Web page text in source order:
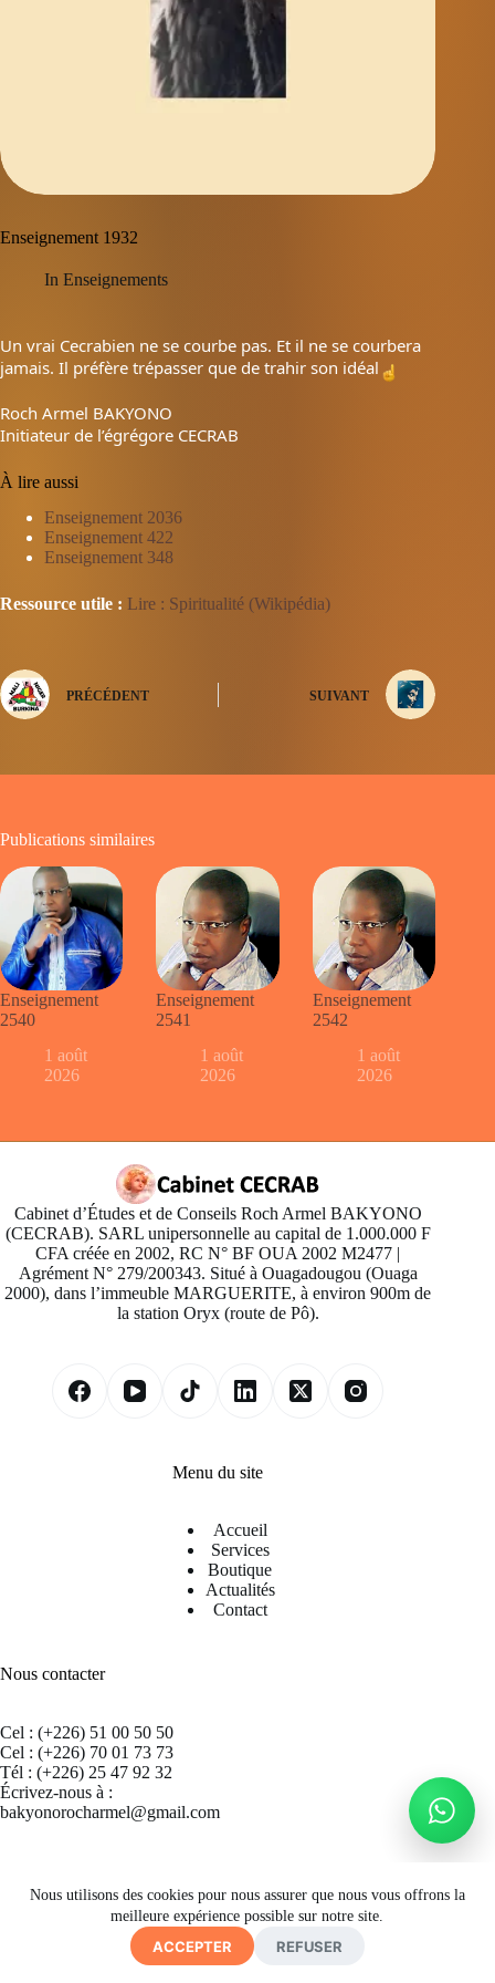
Nous utilisons des cookies pour nous assurer que nous vous offrons la
meilleure expérience possible sur notre site.
ACCEPTER REFUSER
Enseignement 1932
In Enseignements
Un vrai Cecrabien ne se courbe pas. Et il ne se courbera
jamais. Il préfère trépasser que de trahir son idéal
Roch Armel BAKYONO
Initiateur de l’égrégore CECRAB
À lire aussi
Enseignement 2036
Enseignement 422
Enseignement 348
Ressource utile : Lire : Spiritualité (Wikipédia)
PRÉCÉDENT SUIVANT
Publications similaires
Enseignement
2540
1 août
2026
Enseignement
2541
1 août
2026
Enseignement
2542
1 août
2026
Cabinet d’Études et de Conseils Roch Armel BAKYONO
(CECRAB). SARL unipersonnelle au capital de 1.000.000 F
CFA créée en 2002, RC N° BF OUA 2002 M2477 |
Agrément N° 279/200343. Situé à Ouagadougou (Ouaga
2000), dans l’immeuble MARGUERITE, à environ 900m de
la station Oryx (route de Pô).
Menu du site
Accueil
Services
Boutique
Actualités
Contact
Nous contacter
Cel : (+226) 51 00 50 50
Cel : (+226) 70 01 73 73
Tél : (+226) 25 47 92 32
Écrivez-nous à :
bakyonorocharmel@gmail.com
Copyright © 2026 CECRAB - Site byA. K. SIMPORE